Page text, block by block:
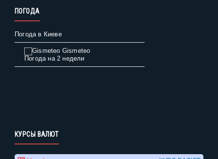
ПОГОДА
Погода в Киеве
Gismeteo
Погода на 2 недели
КУРСЫ ВАЛЮТ